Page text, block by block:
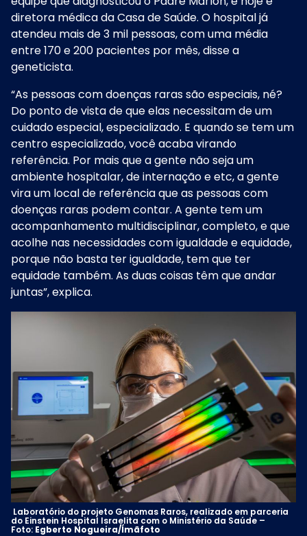
diretora médica da Casa de Saúde. O hospital já
atendeu mais de 3 mil pessoas, com uma média
entre 170 e 200 pacientes por mês, disse a
geneticista.
“As pessoas com doenças raras são especiais, né?
Do ponto de vista de que elas necessitam de um
cuidado especial, especializado. E quando se tem um
centro especializado, você acaba virando
referência. Por mais que a gente não seja um
ambiente hospitalar, de internação e etc, a gente
vira um local de referência que as pessoas com
doenças raras podem contar. A gente tem um
acompanhamento multidisciplinar, completo, e que
acolhe nas necessidades com igualdade e equidade,
porque não basta ter igualdade, tem que ter
equidade também. As duas coisas têm que andar
juntas”, explica.
Laboratório do projeto Genomas Raros, realizado em parceria
do Einstein Hospital Israelita com o Ministério da Saúde –
Foto: Egberto Nogueira/Ímãfoto